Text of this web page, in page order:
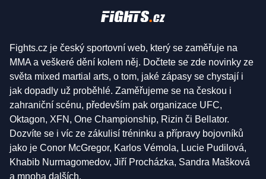
Fights.cz je český sportovní web, který se zaměřuje na
MMA a veškeré dění kolem něj. Dočtete se zde novinky ze
světa mixed martial arts, o tom, jaké zápasy se chystají i
jak dopadly už proběhlé. Zaměřujeme se na českou i
zahraniční scénu, především pak organizace UFC,
Oktagon, XFN, One Championship, Rizin či Bellator.
Dozvíte se i víc ze zákulisí tréninku a přípravy bojovníků
jako je Conor McGregor, Karlos Vémola, Lucie Pudilová,
Khabib Nurmagomedov, Jiří Procházka, Sandra Mašková
a mnoha dalších.